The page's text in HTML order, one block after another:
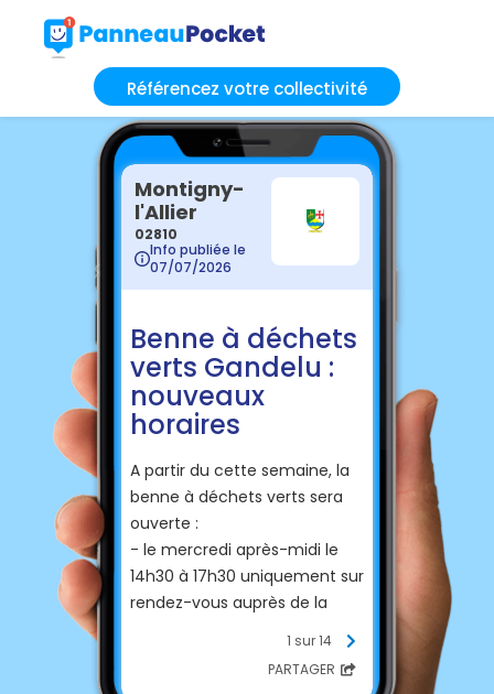
Référencez votre collectivité
Montigny-
l'Allier
02810
Info publiée le
07/07/2026
Benne à déchets
verts Gandelu :
nouveaux
horaires
A partir du cette semaine, la
benne à déchets verts sera
ouverte :
- le mercredi après-midi le
14h30 à 17h30 uniquement sur
rendez-vous auprès de la
- le samedi de 9h00 à 12h00
1 sur 14
PARTAGER